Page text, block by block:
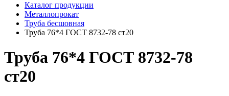
Каталог продукции
Металлопрокат
Труба бесшовная
Труба 76*4 ГОСТ 8732-78 ст20
Труба 76*4 ГОСТ 8732-78
ст20